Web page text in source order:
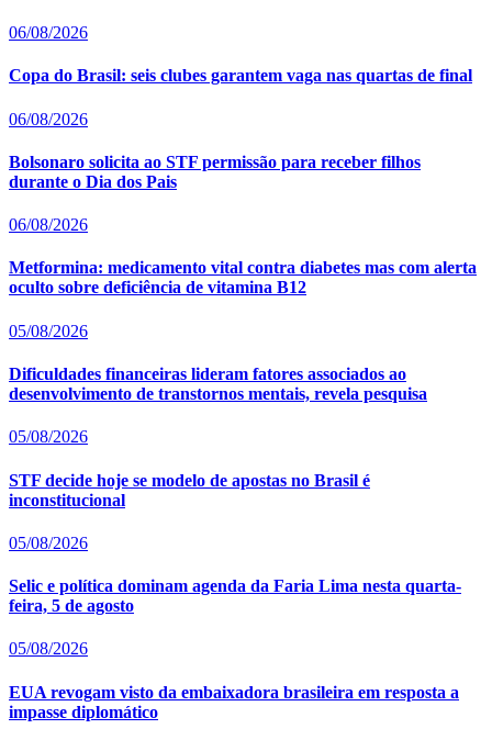
06/08/2026
Copa do Brasil: seis clubes garantem vaga nas quartas de final
06/08/2026
Bolsonaro solicita ao STF permissão para receber filhos
durante o Dia dos Pais
06/08/2026
Metformina: medicamento vital contra diabetes mas com alerta
oculto sobre deficiência de vitamina B12
05/08/2026
Dificuldades financeiras lideram fatores associados ao
desenvolvimento de transtornos mentais, revela pesquisa
05/08/2026
STF decide hoje se modelo de apostas no Brasil é
inconstitucional
05/08/2026
Selic e política dominam agenda da Faria Lima nesta quarta-
feira, 5 de agosto
05/08/2026
EUA revogam visto da embaixadora brasileira em resposta a
impasse diplomático